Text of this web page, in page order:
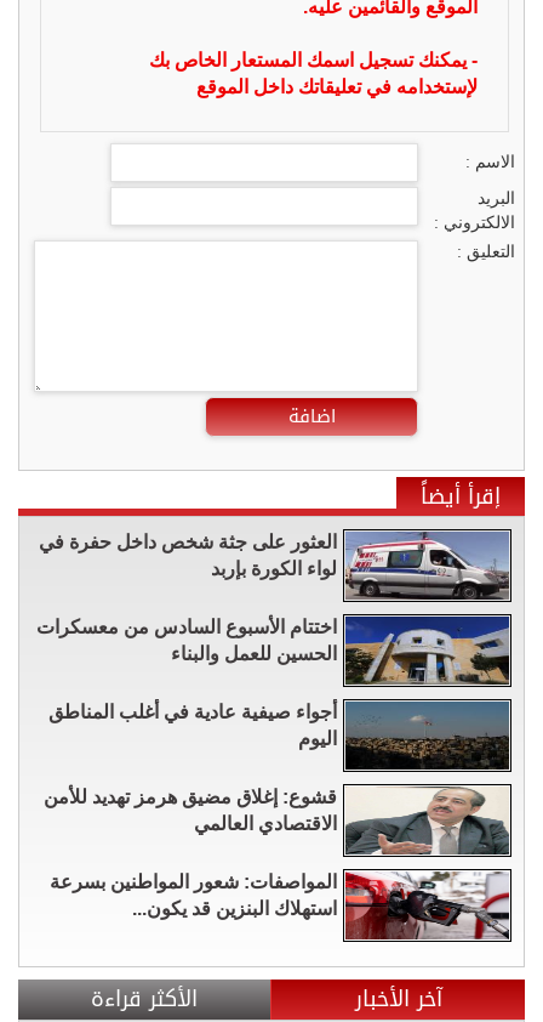
الموقع والقائمين عليه.
- يمكنك تسجيل اسمك المستعار الخاص بك
لإستخدامه في تعليقاتك داخل الموقع
الاسم :
البريد
الالكتروني :
التعليق :
اضافة
إقرأ أيضاً
العثور على جثة شخص داخل حفرة في
لواء الكورة بإربد
اختتام الأسبوع السادس من معسكرات
الحسين للعمل والبناء
أجواء صيفية عادية في أغلب المناطق
اليوم
قشوع: إغلاق مضيق هرمز تهديد للأمن
الاقتصادي العالمي
المواصفات: شعور المواطنين بسرعة
استهلاك البنزين قد يكون...
آخر الأخبار الأكثر قراءة